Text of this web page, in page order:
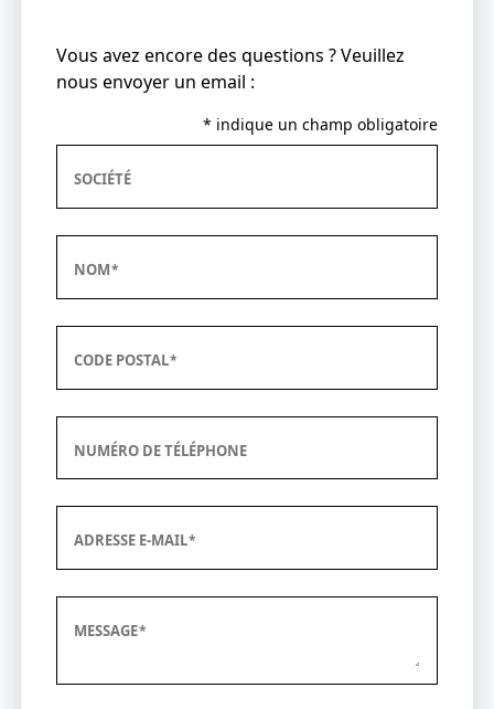
Vous avez encore des questions ? Veuillez
nous envoyer un email :
* indique un champ obligatoire
SOCIÉTÉ
NOM
CODE POSTAL
NUMÉRO DE TÉLÉPHONE
ADRESSE E-MAIL
MESSAGE